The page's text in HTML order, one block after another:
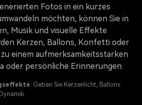
Fotos in ein kurzes
möchten, können Sie in
Musik und visuelle Effekte
Kerzen, Ballons, Konfetti oder
einem aufmerksamkeitsstarken
oder persönliche Erinnerungen.
: Geben Sie Kerzenlicht, Ballons